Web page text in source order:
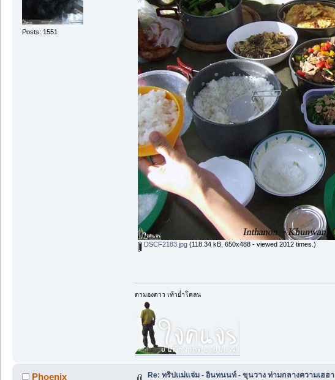
Posts: 1551
DSCF2183.jpg(118.34 kB, 650x488 - viewed 2012 times.)
ตามองดาว เท้าย่ำโคลน
Phoenix Re: ทริปแม่แจ่ม - อินทนนท์ - ขุนวาง ท่ามกลางความเฮฮา